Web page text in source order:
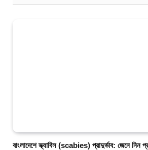
বাংলাদেশে স্ক্যাবিস (scabies) প্রাদুর্ভাব: জেনে নিন